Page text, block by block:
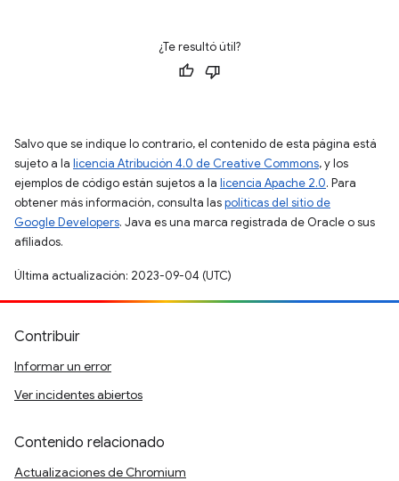
¿Te resultó útil?
Salvo que se indique lo contrario, el contenido de esta página está
sujeto a la licencia Atribución 4.0 de Creative Commons, y los
ejemplos de código están sujetos a la licencia Apache 2.0. Para
obtener más información, consulta laspolíticas del sitio de
Google Developers. Java es una marca registrada de Oracle o sus
afiliados.
Última actualización: 2023-09-04 (UTC)
Contribuir
Informar un error
Ver incidentes abiertos
Contenido relacionado
Actualizaciones de Chromium